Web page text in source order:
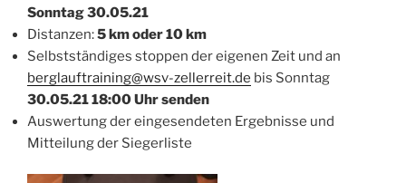
Sonntag 30.05.21
Distanzen:5 km oder 10 km
Selbstständiges stoppen der eigenen Zeit und an
berglauftraining@wsv-zellerreit.de bis Sonntag
30.05.21 18:00 Uhr senden
Auswertung der eingesendeten Ergebnisse und
Mitteilung der Siegerliste